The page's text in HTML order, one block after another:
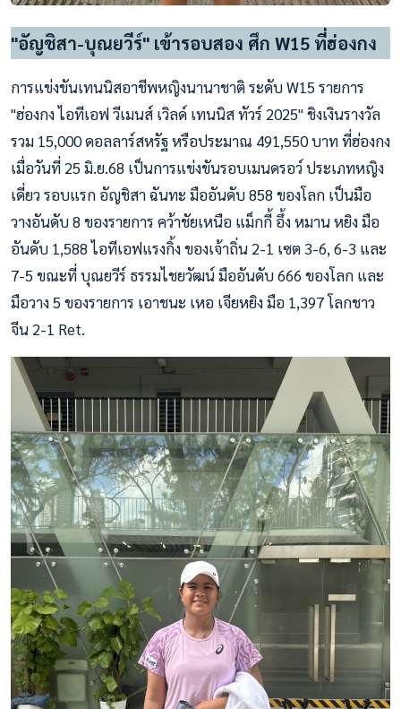
"อัญชิสา-บุณยวีร์" เข้ารอบสอง ศึก W15 ที่ฮ่องกง
การแข่งขันเทนนิสอาชีพหญิงนานาชาติ ระดับ W15 รายการ
"ฮ่องกง ไอทีเอฟ วีเมนส์ เวิลด์ เทนนิส ทัวร์ 2025" ชิงเงินรางวัล
รวม 15,000 ดอลลาร์สหรัฐ หรือประมาณ 491,550 บาท ที่ฮ่องกง
เมื่อวันที่ 25 มิ.ย.68 เป็นการแข่งขันรอบเมนดรอว์ ประเภทหญิง
เดี่ยว รอบแรก อัญชิสา ฉันทะ มืออันดับ 858 ของโลก เป็นมือ
วางอันดับ 8 ของรายการ คว้าชัยเหนือ แม็กกี้ อึ้ง หมาน หยิง มือ
อันดับ 1,588 ไอทีเอฟแรงกิ้ง ของเจ้าถิ่น 2-1 เซต 3-6, 6-3 และ
7-5 ขณะที่ บุณยวีร์ ธรรมไชยวัฒน์ มืออันดับ 666 ของโลก และ
มือวาง 5 ของรายการ เอาชนะ เหอ เจียหยิง มือ 1,397 โลกชาว
จีน 2-1 Ret.